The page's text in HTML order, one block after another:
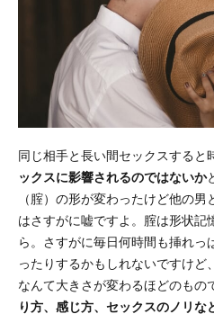
同じ相手と長い間セックスすると
ックスに影響されるのではないか
（腟）の形が変わったけど他の
はさすがに嘘ですよ。腟は形状記
ら。さすがに毎日何時間も挿れっ
ったりするかもしれないですけど
なんて大きさが変わるほどのもの
り方、感じ方、セックスのノリな